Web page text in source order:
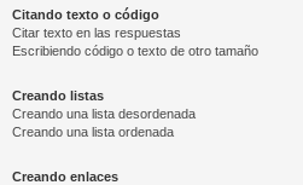
Citando texto o código
Citar texto en las respuestas
Escribiendo código o texto de otro tamaño
Creando listas
Creando una lista desordenada
Creando una lista ordenada
Creando enlaces